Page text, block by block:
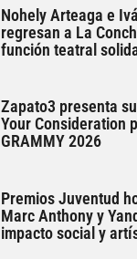
Nohely Arteaga e
regresan a La
función teatral
Zapato3 presenta
Your Consideration
GRAMMY 2026
Premios Juventud
Marc Anthony y
impacto social y